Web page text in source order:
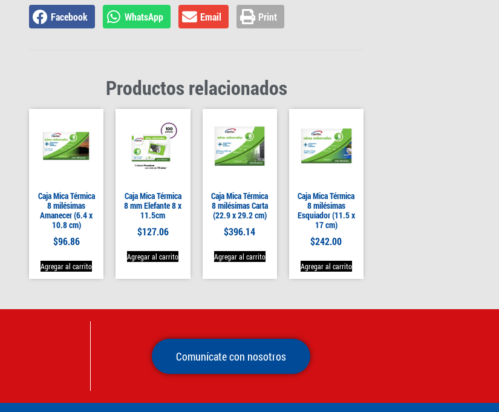
Facebook WhatsApp Email Print
Productos relacionados
Caja Mica Térmica
8 milésimas
Amanecer (6.4 x
10.8 cm)
$96.86
Agregar al carrito
Caja Mica Térmica
8 mm Elefante 8 x
11.5cm
$127.06
Agregar al carrito
Caja Mica Térmica
8 milésimas Carta
(22.9 x 29.2 cm)
$396.14
Agregar al carrito
Caja Mica Térmica
8 milésimas
Esquiador (11.5 x
17 cm)
$242.00
Agregar al carrito
Comunícate con nosotros